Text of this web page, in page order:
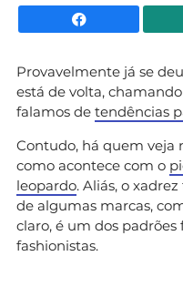
Provavelmente já se
está de volta,
falamos de tendências
Contudo, há quem veja
como acontece com o
leopardo. Aliás, o
de algumas marcas,
claro, é um dos
fashionistas.